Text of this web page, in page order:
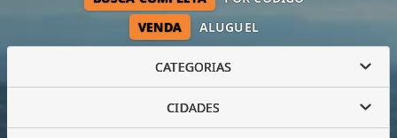
VENDA ALUGUEL
CATEGORIAS
CIDADES